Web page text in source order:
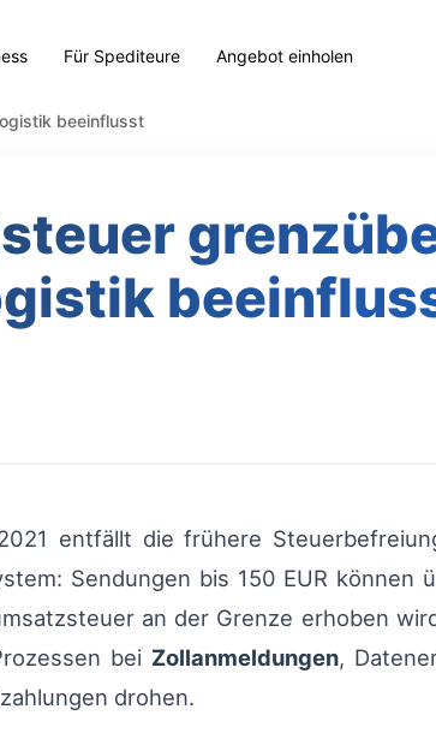
Für Spediteure Angebot einholen
beeinflusst
entfällt die frühere
Sendungen bis 150 EUR können
an der Grenze erhoben
bei Zollanmeldungen,
drohen.